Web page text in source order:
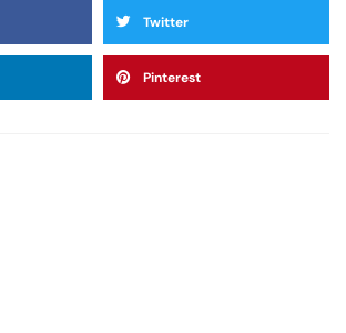
Twitter
Pinterest